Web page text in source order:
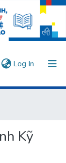
Log In (current)
Kỹ